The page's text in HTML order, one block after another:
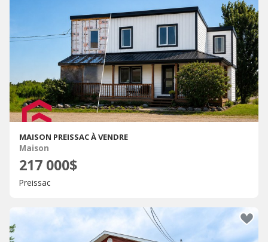
MAISON PREISSAC À VENDRE
Maison
217 000$
Preissac